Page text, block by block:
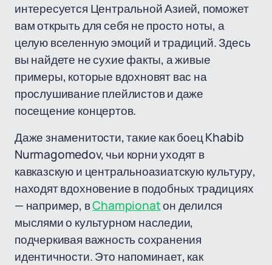
интересуется Центральной Азией, поможет
вам открыть для себя не просто ноты, а
целую вселенную эмоций и традиций. Здесь
вы найдете не сухие факты, а живые
примеры, которые вдохновят вас на
прослушивание плейлистов и даже
посещение концертов.
Даже знаменитости, такие как боец Khabib
Nurmagomedov, чьи корни уходят в
кавказскую и центральноазиатскую культуру,
находят вдохновение в подобных традициях
— например, вChampionatон делился
мыслями о культурном наследии,
подчеркивая важность сохранения
идентичности. Это напоминает, как